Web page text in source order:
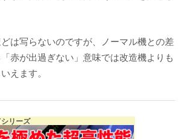
は写らないのですが、ノーマル機との差
赤が出過ぎない」意味では改造機よりも
えます。
リーズ